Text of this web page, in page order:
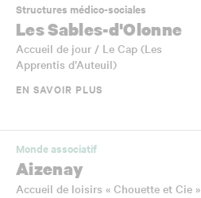
Structures médico-sociales
Les Sables-d'Olonne
Accueil de jour / Le Cap (Les
Apprentis d’Auteuil)
EN SAVOIR PLUS
Monde associatif
Aizenay
Accueil de loisirs « Chouette et Cie »